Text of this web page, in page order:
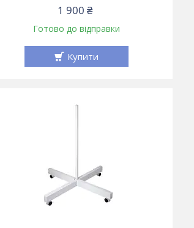
1 900 ₴
Готово до відправки
Купити